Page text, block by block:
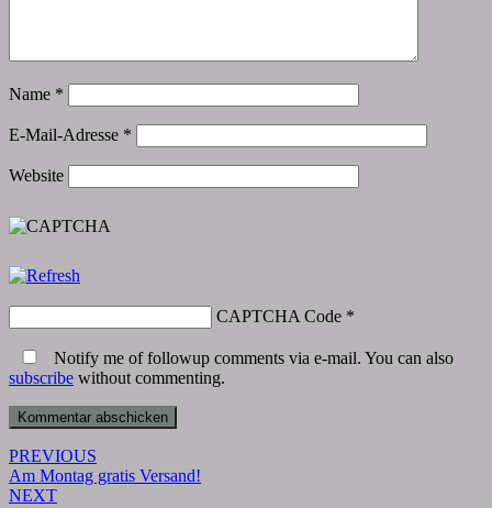
Name *
E-Mail-Adresse *
Website
CAPTCHA Code *
Notify me of followup comments via e-mail. You can also
subscribe without commenting.
Post
navigation
PREVIOUS
Am Montag gratis Versand!
NEXT